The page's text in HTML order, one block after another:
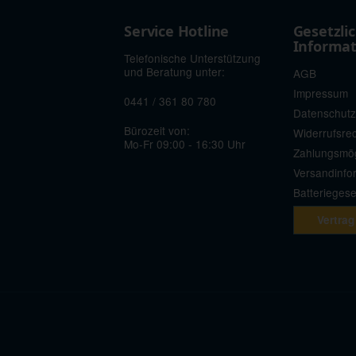
Service Hotline
Telefonische Unterstützung
und Beratung unter:
0441 / 361 80 780
Bürozeit von:
Mo-Fr 09:00 - 16:30 Uhr
AGB
Impressum
Datenschutz